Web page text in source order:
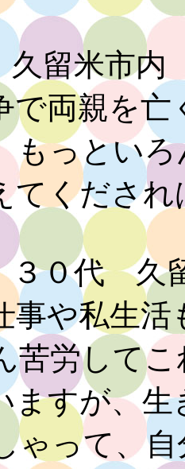
米市内
を亡くさ
もっとい
されば
代 久留
生活も今
苦労して
、生き
ゃって、